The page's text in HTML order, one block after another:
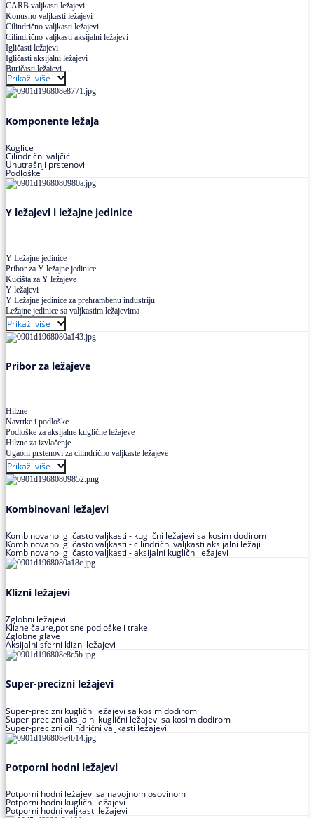
CARB valjkasti ležajevi
Konusno valjkasti ležajevi
Cilindrično valjkasti ležajevi
Cilindrično valjkasti aksijalni ležajevi
Igličasti ležajevi
Igličasti aksijalni ležajevi
Buričasti ležajevi
Buričasti zaptiveni ležajevi
Buričasti aksijalni ležajevi
Prikaži više
Komponente ležaja
Kuglice
Cilindrični valjčići
Unutrašnji prstenovi
Podloške
Y ležajevi i ležajne jedinice
Y Ležajne jedinice
Pribor za Y ležajne jedinice
Kućišta za Y ležajeve
Y ležajevi
Y Ležajne jedinice za prehrambenu industriju
Ležajne jedinice sa valjkastim ležajevima
Prikaži više
Pribor za ležajeve
Hilzne
Navrtke i podloške
Podloške za aksijalne kuglične ležajeve
Hilzne za izvlačenje
Ugaoni prstenovi za cilindrično valjkaste ležajeve
Prikaži više
Kombinovani ležajevi
Kombinovano igličasto valjkasti - kuglični ležajevi sa kosim dodirom
Kombinovano igličasto valjkasti - cilindrični valjkasti aksijalni ležaji
Kombinovano igličasto valjkasti - aksijalni kuglični ležajevi
Klizni ležajevi
Zglobni ležajevi
Klizne čaure,potisne podloške i trake
Zglobne glave
Aksijalni sferni klizni ležajevi
Super-precizni ležajevi
Super-precizni kuglični ležajevi sa kosim dodirom
Super-precizni aksijalni kuglični ležajevi sa kosim dodirom
Super-precizni cilindrični valjkasti ležajevi
Potporni hodni ležajevi
Potporni hodni ležajevi sa navojnom osovinom
Potporni hodni kuglični ležajevi
Potporni hodni valjkasti ležajevi